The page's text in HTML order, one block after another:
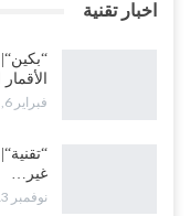
اخبار تقنية
فبراير 6, 2026
غير…
نوفمبر 13, 2025